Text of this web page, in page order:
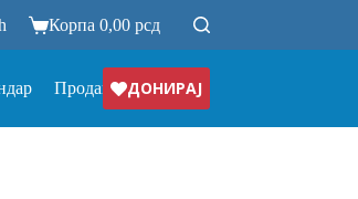
Корпа 0,00 рсд
ПродавницаДОНИРАЈ